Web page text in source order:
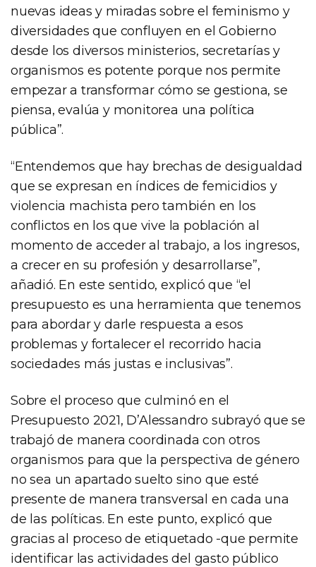
nuevas ideas y miradas sobre el feminismo y
diversidades que confluyen en el Gobierno
desde los diversos ministerios, secretarías y
organismos es potente porque nos permite
empezar a transformar cómo se gestiona, se
piensa, evalúa y monitorea una política
pública”.
“Entendemos que hay brechas de desigualdad
que se expresan en índices de femicidios y
violencia machista pero también en los
conflictos en los que vive la población al
momento de acceder al trabajo, a los ingresos,
a crecer en su profesión y desarrollarse”,
añadió. En este sentido, explicó que “el
presupuesto es una herramienta que tenemos
para abordar y darle respuesta a esos
problemas y fortalecer el recorrido hacia
sociedades más justas e inclusivas”.
Sobre el proceso que culminó en el
Presupuesto 2021, D’Alessandro subrayó que se
trabajó de manera coordinada con otros
organismos para que la perspectiva de género
no sea un apartado suelto sino que esté
presente de manera transversal en cada una
de las políticas. En este punto, explicó que
gracias al proceso de etiquetado -que permite
identificar las actividades del gasto público